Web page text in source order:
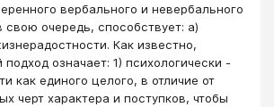
вербального и невербального
свою очередь, способствует: а)
Как известно,
подход означает: 1) психологически -
как единого целого, в отличие от
черт характера и поступков, чтобы